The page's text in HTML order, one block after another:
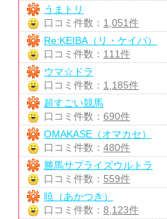
うまトリ
口コミ件数： 1,051件
Re:KEIBA（リ・ケイバ）
口コミ件数： 111件
ウマ☆ドラ
口コミ件数： 1,185件
超すごい競馬
口コミ件数： 690件
OMAKASE（オマカセ）
口コミ件数： 480件
勝馬サプライズウルトラ
口コミ件数： 559件
暁（あかつき）
口コミ件数： 8,123件